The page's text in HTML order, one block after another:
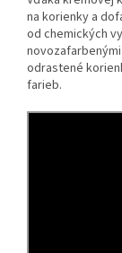
na korienky a
od chemických
odrastené
farieb.